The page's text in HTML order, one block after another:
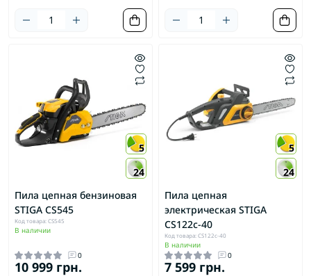
5
24
Пила цепная бензиновая
STIGA CS545
Код товара: CS545
В наличии
0
10 999 грн.
5
24
Пила цепная
электрическая STIGA
CS122c-40
Код товара: CS122c-40
В наличии
0
7 599 грн.